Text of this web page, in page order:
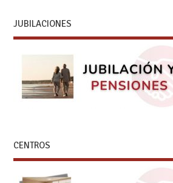
JUBILACIONES
CENTROS